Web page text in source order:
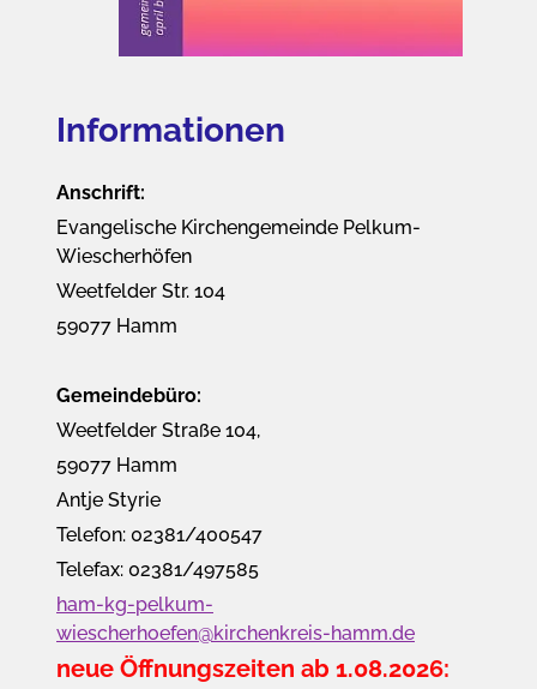
Informationen
Anschrift:
Evangelische Kirchengemeinde Pelkum-
Wiescherhöfen
Weetfelder Str. 104
59077 Hamm
Gemeindebüro:
Weetfelder Straße 104,
59077 Hamm
Antje Styrie
Telefon: 02381/400547
Telefax: 02381/497585
ham-kg-pelkum-
wiescherhoefen@kirchenkreis-hamm.de
neue Öffnungszeiten ab 1.08.2026: